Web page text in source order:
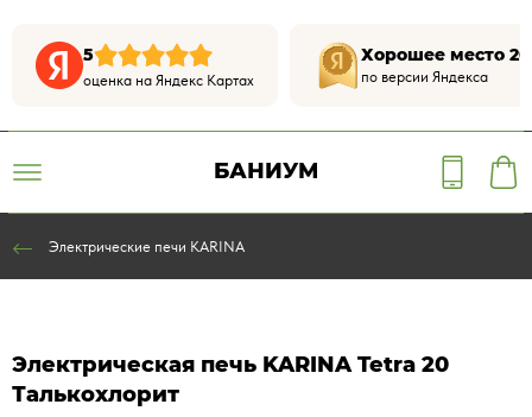
5
оценка на Яндекс Картах
Хорошее место
по версии Яндекса
БАНИУМ
Электрические печи KARINA
Электрическая печь KARINA Tetra 20
Талькохлорит